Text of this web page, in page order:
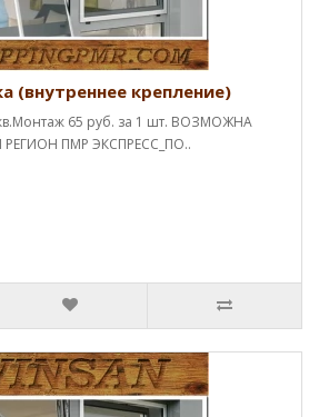
(внутреннее крепление)
65 руб. за 1 шт. ВОЗМОЖНА
ПМР ЭКСПРЕСС_ПО..